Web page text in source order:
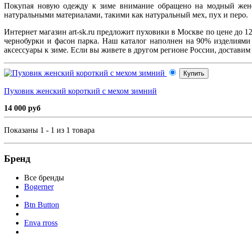
Покупая новую одежду к зиме внимание обращено на модный
натуральными материалами, такими как натуральный мех, пух и перо.
Интернет магазин art-sk.ru предложит пуховики в Москве по цене до
чернобурки и фасон парка. Наш каталог наполнен на 90%
аксессуары к зиме. Если вы живете в другом регионе России,
Купить
Пуховик женский короткий с мехом зимний
14 000 руб
Показаны 1 - 1 из 1 товара
Бренд
Все бренды
Bogerner
Btn Button
Enva rross